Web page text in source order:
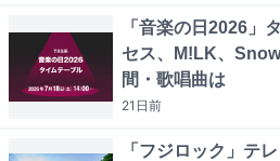
「音楽の日2026」
セス、M!LK、
間・歌唱曲は
21日前
「フジロック」テ